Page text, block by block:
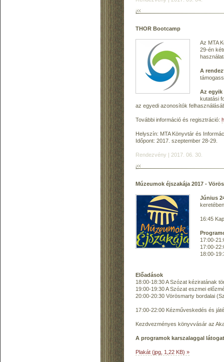
THOR Bootcamp
Az MTA
29-én
A
Az
kutatási
az egyedi azonosítók
További információ és regisztráció:
Helyszín: MTA Könyvtár és
Időpont: 2017. szeptember 28-29.
Rendezvény | 2017. 06. 30.
Múzeumok éjszakája 2017 -
Június
16:45
17:00-
17:00-
18:00-
Előadások
18:00-18:30 A Szózat kéziratának
19:00-19:30 A Szózat eszmei
20:00-20:30 Vörösmarty bordalai
17:00-22:00 Kézműveskedés és
Kezdvezményes könyvvásár az
A programok karszalaggal
Plakát (jpg, 1,22 KB) »